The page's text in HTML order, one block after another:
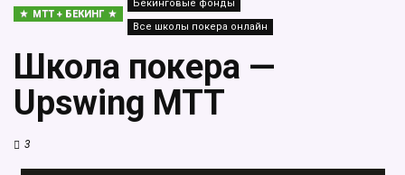
MTT + БЕКИНГ
Бекинговые фонды
Все школы покера онлайн
Школа покера —
Upswing MTT
3